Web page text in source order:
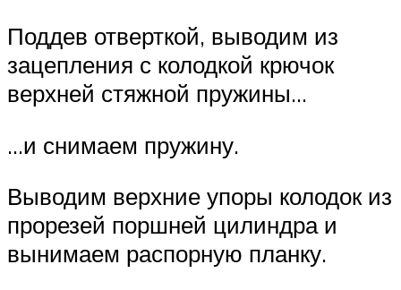
Поддев отверткой, выводим из
зацепления с колодкой крючок
верхней стяжной пружины…
…и снимаем пружину.
Выводим верхние упоры колодок из
прорезей поршней цилиндра и
вынимаем распорную планку.